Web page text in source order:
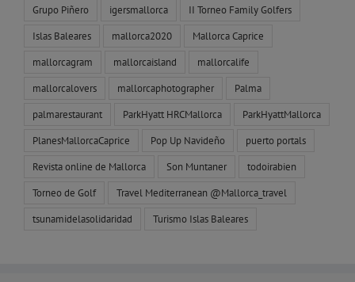
Grupo Piñero igersmallorca II Torneo Family Golfers
Islas Baleares mallorca2020 Mallorca Caprice
mallorcagram mallorcaisland mallorcalife
mallorcalovers mallorcaphotographer Palma
palmarestaurant ParkHyatt HRCMallorca ParkHyattMallorca
PlanesMallorcaCaprice Pop Up Navideño puerto portals
Revista online de Mallorca Son Muntaner todoirabien
Torneo de Golf Travel Mediterranean @Mallorca_travel
tsunamidelasolidaridad Turismo Islas Baleares